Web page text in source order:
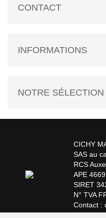
CONTACT
INFORMATIONS
NOTRE SÉLECTION
CICHY
SAS au
RCS
APE
SIRET
N° TVA
Contact :